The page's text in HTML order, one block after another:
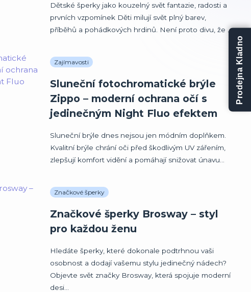
Dětské šperky jako kouzelný svět fantazie, radosti a
prvních vzpomínek Děti milují svět plný barev,
příběhů a pohádkových hrdinů. Není proto divu, že ...
Zajímavosti
Sluneční fotochromatické brýle
Zippo – moderní ochrana očí s
jedinečným Night Fluo efektem
Sluneční brýle dnes nejsou jen módním doplňkem.
Kvalitní brýle chrání oči před škodlivým UV zářením,
zlepšují komfort vidění a pomáhají snižovat únavu...
Značkové šperky
Značkové šperky Brosway – styl
pro každou ženu
Hledáte šperky, které dokonale podtrhnou vaši
osobnost a dodají vašemu stylu jedinečný nádech?
Objevte svět značky Brosway, která spojuje moderní
desi...
Prodejna Kladno